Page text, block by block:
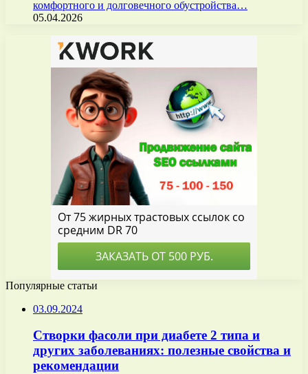
комфортного и долговечного обустройства…
05.04.2026
Популярные статьи
03.09.2024
Створки фасоли при диабете 2 типа и
других заболеваниях: полезные свойства и
рекомендации